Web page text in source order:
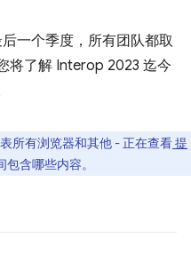
一个季度，所有团队都取
将了解 Interop 2023 迄今
所有浏览器和其他 - 正在查看提
含哪些内容。